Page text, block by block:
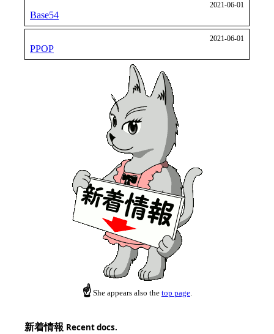
2021-06-01
Base54
2021-06-01
PPOP
☝ She appears also the top page.
新着情報 Recent docs.